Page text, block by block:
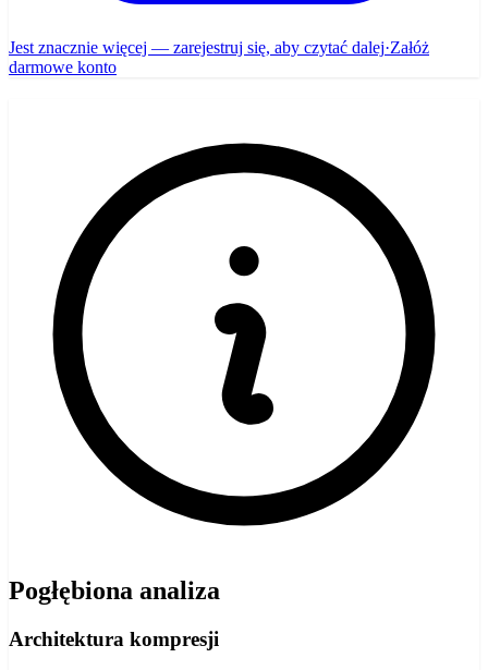
Jest znacznie więcej — zarejestruj się, aby czytać dalej·Załóż
darmowe konto
Pogłębiona analiza
Architektura kompresji